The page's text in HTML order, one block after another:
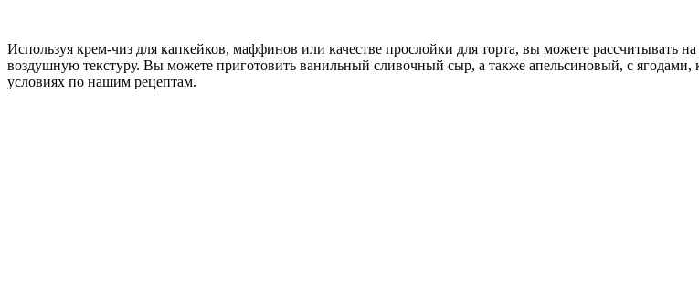
Используя крем-чиз для капкейков, маффинов или качестве прослойки для торта, вы можете рассчитывать
воздушную текстуру. Вы можете приготовить ванильный сливочный сыр, а также апельсиновый, с
условиях по нашим рецептам.